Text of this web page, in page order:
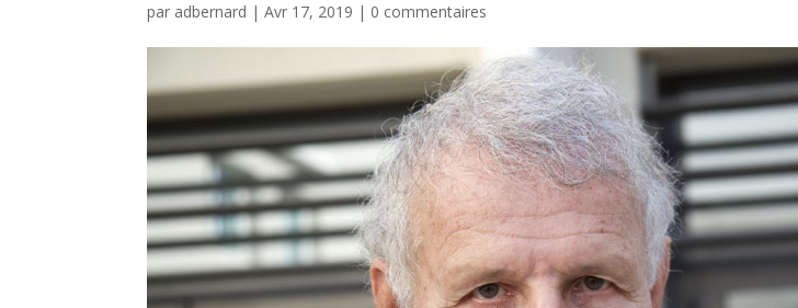
par adbernard |Avr 17, 2019 | 0 commentaires